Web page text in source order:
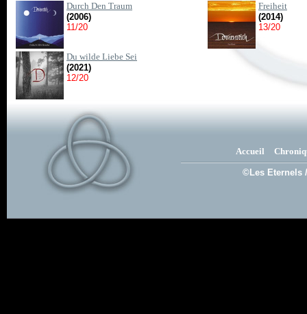
Durch Den Traum
(2006)
11/20
Freiheit
(2014)
13/20
Du wilde Liebe Sei
(2021)
12/20
Accueil
©Les Eternels